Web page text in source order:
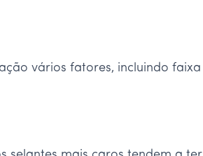
vários fatores, incluindo faixa